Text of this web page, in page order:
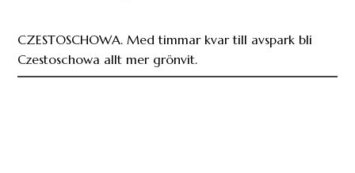
CZESTOSCHOWA. Med timmar kvar till avspark bli
Czestoschowa allt mer grönvit.